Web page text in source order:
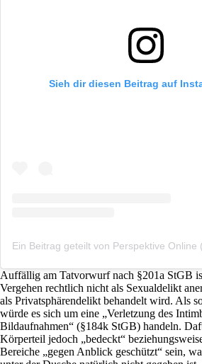
Sieh dir diesen Beitrag auf
Auffällig am Tatvorwurf nach §201a StGB
Vergehen rechtlich nicht als Sexualdelikt
als Privatsphärendelikt behandelt wird. Als
würde es sich um eine „Verletzung des
Bildaufnahmen“ (§184k StGB) handeln.
Körperteil jedoch „bedeckt“
Bereiche „gegen Anblick geschützt“ sein,